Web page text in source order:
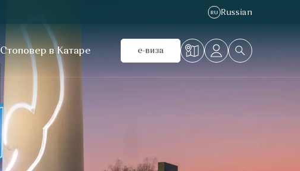
RU Russian
Стоповер в Катаре e-виза